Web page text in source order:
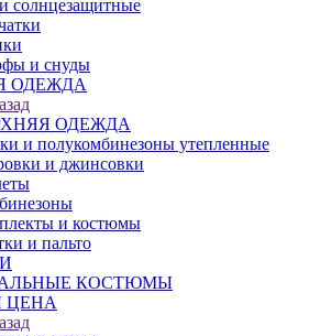
солнцезащитные
и снуды
ОДЕЖДА
ОДЕЖДА
и полукомбинезоны утепленные
и джинсовки
и костюмы
и пальто
КОСТЮМЫ
ЦЕНА